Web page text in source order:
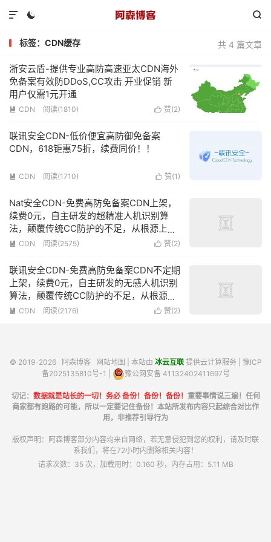
 

共 4 篇文章
标签：CDN缓存
浙安云盾-提供专业高防高速亚太CDN海外
免备案有效防DDoS,CC攻击 开业促销 新
用户仅需1元开通
 赞(2)
 CDN 阅读(1810)
联讯安全CDN-低价便宜高防御免备案
CDN，618钜惠75折，续费同价！！
 赞(1 )
 CDN 阅读(1710)
Nat安全CDN-免费高防免备案CDN上架，
续费0元，自主研发的超精准人机识别算
法，颠覆传统CC防护的不足，从根源上去
解决CC攻击
 赞(2)
 CDN 阅读(2575)
联讯安全CDN-免费高防免备案CDN不定期
上架，续费0元，自主研发的无感人机识别
算法，颠覆传统CC防护的不足，从根源上
去解决CC攻击
 赞(2)
 CDN 阅读(2176)
© 2019-2026 阿森博客 网站地图 | 本站由 冰云互联提供云计算服务 | 豫ICP
备2025135810号-1
豫公网安备 41132402411697号
切记： 数据就是站长的一切！务必 备份！备份！备份！ 重要事情说三遍！任何
商家都有跑路的可能，所以一定要记住备份！本站所发布内容只起综合对比作
用，非推荐引导行为
版权声明：阿森博客部分内容均来自网络，若无意侵犯到您的权利，请及时联
系我们，将在72小时内删除相关内容！
请求次数：35 次，加载用时：0.160 秒，内存占用：5.11 MB